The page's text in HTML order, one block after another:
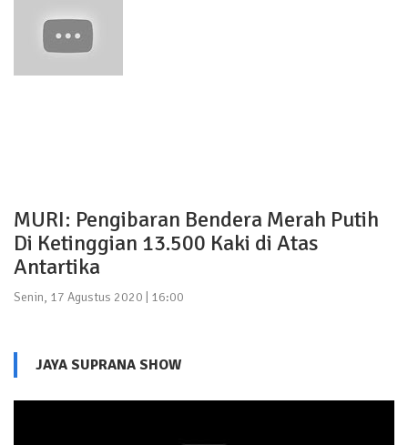
MURI: Pengibaran Bendera Merah Putih
Di Ketinggian 13.500 Kaki di Atas
Antartika
Senin, 17 Agustus 2020 | 16:00
JAYA SUPRANA SHOW